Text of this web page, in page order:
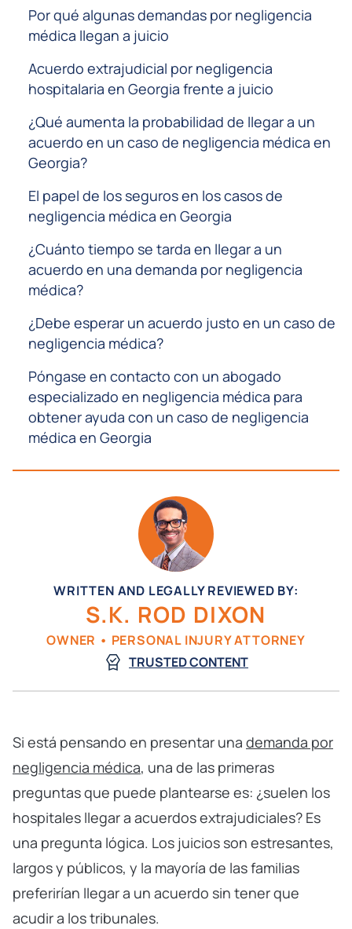
Por qué algunas demandas por negligencia
médica llegan a juicio
Acuerdo extrajudicial por negligencia
hospitalaria en Georgia frente a juicio
¿Qué aumenta la probabilidad de llegar a un
acuerdo en un caso de negligencia médica en
Georgia?
El papel de los seguros en los casos de
negligencia médica en Georgia
¿Cuánto tiempo se tarda en llegar a un
acuerdo en una demanda por negligencia
médica?
¿Debe esperar un acuerdo justo en un caso de
negligencia médica?
Póngase en contacto con un abogado
especializado en negligencia médica para
obtener ayuda con un caso de negligencia
médica en Georgia
WRITTEN AND LEGALLY REVIEWED BY:
S.K. ROD DIXON
OWNER • PERSONAL INJURY ATTORNEY
TRUSTED CONTENT
Si está pensando en presentar una demanda por
negligencia médica, una de las primeras
preguntas que puede plantearse es: ¿suelen los
hospitales llegar a acuerdos extrajudiciales? Es
una pregunta lógica. Los juicios son estresantes,
largos y públicos, y la mayoría de las familias
preferirían llegar a un acuerdo sin tener que
acudir a los tribunales.